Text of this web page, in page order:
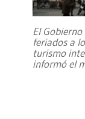
El
feriados a
turismo
informó el